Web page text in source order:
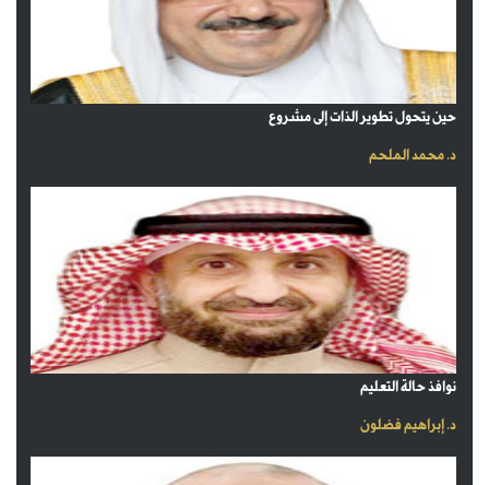
حين يتحول تطوير الذات إلى مشروع
د. محمد الملحم
نوافذ حالة التعليم
د. إبراهيم فضلون